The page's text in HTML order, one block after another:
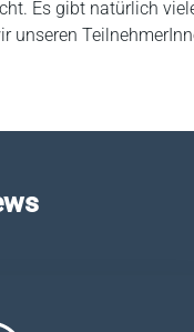
Es gibt natürlich
unseren